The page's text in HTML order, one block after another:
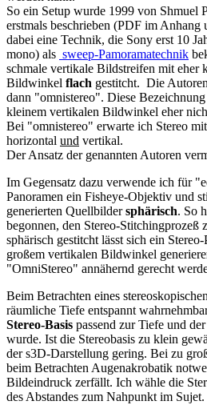
So ein Setup wurde 1999 von Shmuel
erstmals beschrieben (PDF im
dabei eine Technik, die Sony erst 10
mono) als sweep-Pamoramatechnik
schmale vertikale Bildstreifen mit eher
Bildwinkel flach gestitcht. Die
dann "omnistereo". Diese
kleinem vertikalen Bildwinkel eher
Bei "omnistereo" erwarte ich Stereo
horizontal und vertikal.
Der Ansatz der genannten Autoren
Im Gegensatz dazu verwende ich für
Panoramen ein Fisheye-Objektiv und
generierten Quellbildersphärisch. So
begonnen, den Stereo-Stitchingprozeß
sphärisch gestitcht lässt sich ein
großem vertikalen Bildwinkel
"OmniStereo" annähernd gerecht
Beim Betrachten eines
räumliche Tiefe entspannt
Stereo-Basis passend zur Tiefe und
wurde. Ist die Stereobasis zu klein
der s3D-Darstellung gering. Bei zu
beim Betrachten Augenakrobatik
Bildeindruck zerfällt. Ich wähle die
des Abstandes zum Nahpunkt im Sujet.